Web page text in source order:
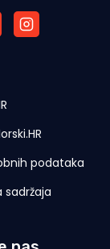
podataka
sadržaja